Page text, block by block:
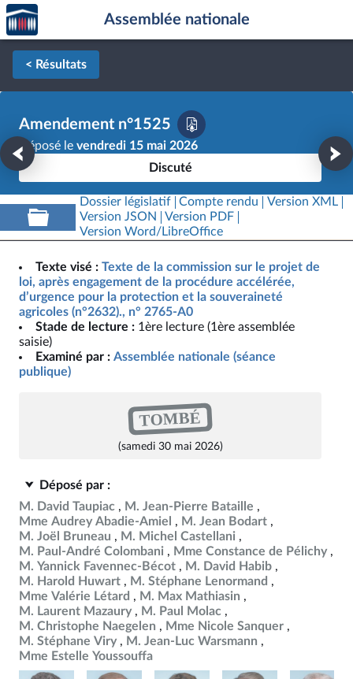
Aller au contenu
Aller en bas de la page
Accèder
à la
page
d'accueil
Assemblée nationale
< Résultats
Amendement n°1525
Déposé le vendredi 15 mai 2026
Discuté
Dossier législatif Compte rendu
Version XML
Version JSON
Version PDF
Version Word/LibreOffice
Texte visé : Texte de la commission sur le projet de
loi, après engagement de la procédure accélérée,
d’urgence pour la protection et la souveraineté
agricoles (n°2632)., n° 2765-A0
Stade de lecture : 1ère lecture (1ère assemblée
saisie)
Examiné par : Assemblée nationale (séance
publique)
TOMBÉ
(samedi 30 mai 2026)
Déposé par :
M. David Taupiac
M. Jean-Pierre Bataille
Mme Audrey Abadie-Amiel
M. Jean Bodart
M. Joël Bruneau
M. Michel Castellani
M. Paul-André Colombani
Mme Constance de Pélichy
M. Yannick Favennec-Bécot
M. David Habib
M. Harold Huwart
M. Stéphane Lenormand
Mme Valérie Létard
M. Max Mathiasin
M. Laurent Mazaury
M. Paul Molac
M. Christophe Naegelen
Mme Nicole Sanquer
M. Stéphane Viry
M. Jean-Luc Warsmann
Mme Estelle Youssouffa